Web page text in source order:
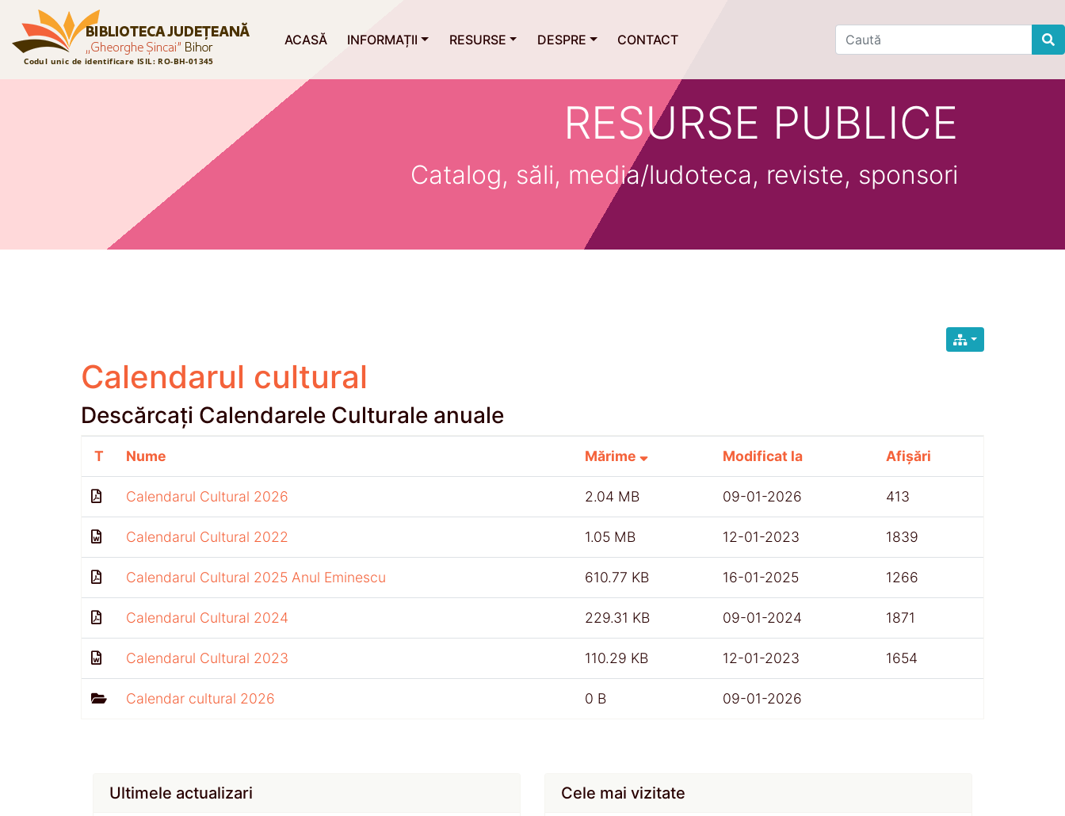
ACASĂ INFORMAȚII RESURSE DESPRE CONTACT
Find
RESURSE PUBLICE
Catalog, săli, media/ludoteca, reviste, sponsori
Calendarul cultural
Descărcați Calendarele Culturale anuale
T Nume Mărime Modificat la Afișări
Calendarul Cultural 2026 2.04 MB 09-01-2026 413
Calendarul Cultural 2022 1.05 MB 12-01-2023 1839
Calendarul Cultural 2025 Anul Eminescu 610.77 KB 16-01-2025 1266
Calendarul Cultural 2024 229.31 KB 09-01-2024 1871
Calendarul Cultural 2023 110.29 KB 12-01-2023 1654
Calendar cultural 2026 0 B 09-01-2026
Ultimele actualizari Cele mai vizitate